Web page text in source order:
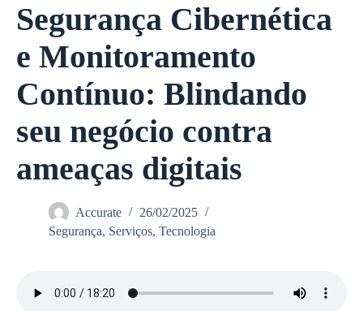
Segurança Cibernética
e Monitoramento
Contínuo: Blindando
seu negócio contra
ameaças digitais
Accurate
26/02/2025
Segurança, Serviços, Tecnologia